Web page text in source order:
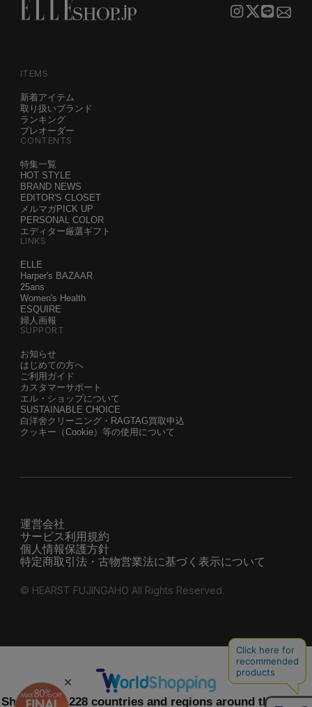
ITEMS
新着アイテム
取り扱いブランド
ランキング
プレオーダー
CONTENTS
特集一覧
HOT STYLE
BRAND NEWS
EDITOR'S CLOSET
メルマガPICK UP
PERSONAL COLOR
エディター厳選ギフト
LINKS
ELLE
Harper's BAZAAR
25ans
Women's Health
ESQUIRE
婦人画報
SUPPORT
お知らせ
はじめての方へ
ご利用ガイド
カスタマーサポート
エル・ショップについて
SUSTAINABLE CHOICE
白洋舍クリーニング・RAGTAG買取申込
クッキー（Cookie）等の使用について
運営会社
サービス利用規約
個人情報保護方針
特定商取引法・古物営業法に基づく表示について
© HEARST FUJINGAHO All Rights Reserved.
Shipping to 228 countries and regions around the world